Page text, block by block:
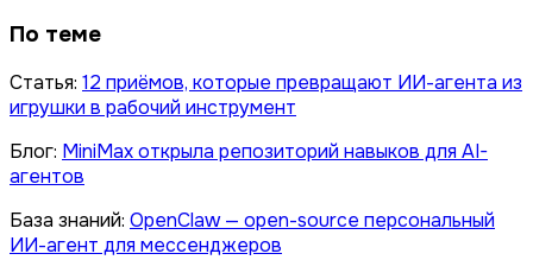
По теме
Статья: 12 приёмов, которые превращают ИИ-агента из
игрушки в рабочий инструмент
Блог: MiniMax открыла репозиторий навыков для AI-
агентов
База знаний: OpenClaw — open-source персональный
ИИ-агент для мессенджеров